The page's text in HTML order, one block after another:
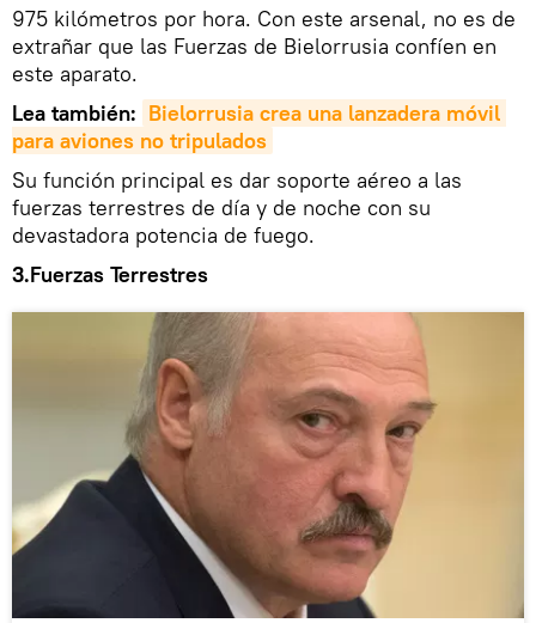
975 kilómetros por hora. Con este arsenal, no es de
extrañar que las Fuerzas de Bielorrusia confíen en
este aparato.
Lea también: Bielorrusia crea una lanzadera móvil
para aviones no tripulados
Su función principal es dar soporte aéreo a las
fuerzas terrestres de día y de noche con su
devastadora potencia de fuego.
3.Fuerzas Terrestres